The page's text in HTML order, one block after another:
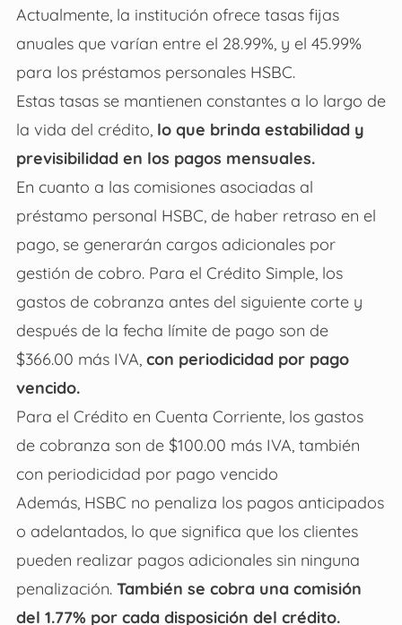
Actualmente, la institución ofrece tasas fijas
anuales que varían entre el 28.99%, y el 45.99%
para los préstamos personales HSBC.
Estas tasas se mantienen constantes a lo largo de
la vida del crédito, lo que brinda estabilidad y
previsibilidad en los pagos mensuales.
En cuanto a las comisiones asociadas al
préstamo personal HSBC , de haber retraso en el
pago, se generarán cargos adicionales por
gestión de cobro. Para el Crédito Simple, los
gastos de cobranza antes del siguiente corte y
después de la fecha límite de pago son de
$366.00 más IVA, con periodicidad por pago
vencido.
Para el Crédito en Cuenta Corriente, los gastos
de cobranza son de $100.00 más IVA, también
con periodicidad por pago vencido
Además, HSBC no penaliza los pagos anticipados
o adelantados, lo que significa que los clientes
pueden realizar pagos adicionales sin ninguna
penalización. También se cobra una comisión
del 1.77% por cada disposición del crédito.